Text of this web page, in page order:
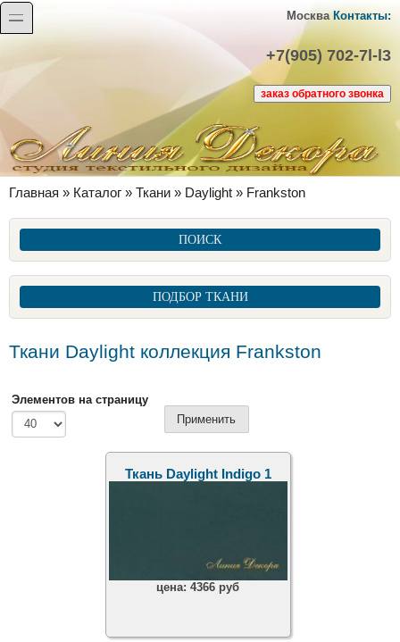
Перейти к основному содержанию
Skip to search
МоскваКонтакты:
+7(905) 702-7l-l3
toggle
Вы здесь
Главная » Каталог » Ткани » Daylight » Frankston
ПОИСК
ПОДБОР ТКАНИ
Ткани Daylight коллекция Frankston
Элементов на страницу
Ткань Daylight Indigo 1
цена:4366 руб